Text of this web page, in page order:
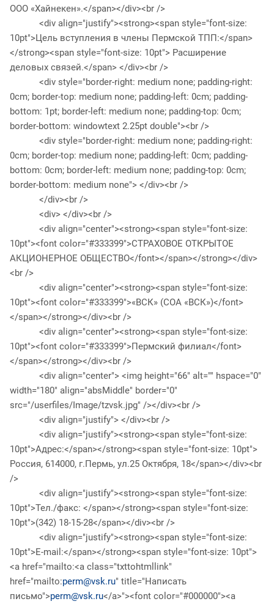
ООО «Хайнекен».</span></div><br />
<div align="justify"><strong><span style="font-size:
10pt">Цель вступления в члены Пермской ТПП:</span>
</strong><span style="font-size: 10pt"> Расширение
деловых связей.</span> </div><br />
<div style="border-right: medium none; padding-right:
0cm; border-top: medium none; padding-left: 0cm; padding-
bottom: 1pt; border-left: medium none; padding-top: 0cm;
border-bottom: windowtext 2.25pt double"><br />
<div style="border-right: medium none; padding-right:
0cm; border-top: medium none; padding-left: 0cm; padding-
bottom: 0cm; border-left: medium none; padding-top: 0cm;
border-bottom: medium none"> </div><br />
</div><br />
<div> </div><br />
<div align="center"><strong><span style="font-size:
10pt"><font color="#333399">СТРАХОВОЕ ОТКРЫТОЕ
АКЦИОНЕРНОЕ ОБЩЕСТВО</font></span></strong></div>
<br />
<div align="center"><strong><span style="font-size:
10pt"><font color="#333399">«ВСК» (СОА «ВСК»)</font>
</span></strong></div><br />
<div align="center"><strong><span style="font-size:
10pt"><font color="#333399">Пермский филиал</font>
</span></strong></div><br />
<div align="center"> <img height="66" alt="" hspace="0"
width="180" align="absMiddle" border="0"
src="/userfiles/Image/tzvsk.jpg" /></div><br />
<div align="justify"> </div><br />
<div align="justify"><strong><span style="font-size:
10pt">Адрес:</span></strong><span style="font-size: 10pt">
Россия, 614000, г.Пермь, ул.25 Октября, 18</span></div><br
/>
<div align="justify"><strong><span style="font-size:
10pt">Тел./факс: </span></strong><span style="font-size:
10pt">(342) 18-15-28</span></div><br />
<div align="justify"><strong><span style="font-size:
10pt">E-mail:</span></strong><span style="font-size: 10pt">
<a href="mailto:<a class="txttohtmllink"
href="mailto:perm@vsk.ru" title="Написать
письмо">perm@vsk.ru</a>"><font color="#000000"><a